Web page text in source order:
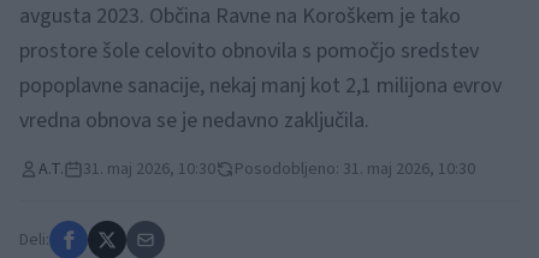
avgusta 2023. Občina Ravne na Koroškem je tako
prostore šole celovito obnovila s pomočjo sredstev
popoplavne sanacije, nekaj manj kot 2,1 milijona evrov
vredna obnova se je nedavno zaključila.
A.T. 31. maj 2026, 10:30 Posodobljeno: 31. maj 2026, 10:30
Deli: